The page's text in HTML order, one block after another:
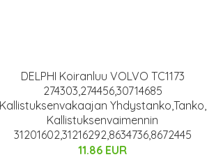
DELPHI Koiranluu VOLVO TC1173
274303,274456,30714685
Kallistuksenvakaajan Yhdystanko,Tanko,
Kallistuksenvaimennin
31201602,31216292,8634736,8672445
11.86 EUR